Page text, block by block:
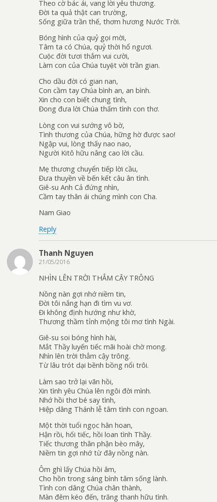
Theo cờ bác ái, vang lời yêu thương.
Đời ta quả thật can trường,
Sống giữa trần thế, thơm hương Nước Trời.
Bóng hình của quỷ gọi mời,
Tâm ta có Chúa, quỷ thời hổ ngươi.
Cuộc đời tươi thắm vui cười,
Làm con của Chúa tuyệt vời trần gian.
Cho dầu đời có gian nan,
Con cầm tay Chúa bình an, an bình.
Xin cho con biết chung tình,
Đong đưa lời Chúa thấm tình con thơ.
Lòng con vui sướng vô bờ,
Tình thương của Chúa, hững hờ được sao!
Ngập vui, lòng thấy nao nao,
Người Kitô hữu nâng cao lời cầu.
Mẹ thương chuyển tiếp lời cầu,
Đưa thuyền về bến kết câu ân tình.
Giê-su Anh Cả đứng nhìn,
Cầm tay thân ái chúng mình con Cha.
Nam Giao
Reply
Thanh Nguyen
21/05/2016
NHÌN LÊN TRỜI THẲM CẬY TRÔNG
Nồng nàn gợi nhớ niềm tin,
Đời tôi nắng hạn đi tìm vu vơ.
Đi không định hướng như khờ,
Thương thầm tỉnh mộng tôi mơ tình Ngài.
Giê-su soi bóng hình hài,
Mắt Thầy luyến tiếc mãi hoài chờ mong.
Nhìn lên trời thẳm cậy trông.
Từ lâu trót dại bềnh bồng nổi trôi.
Làm sao trở lại vãn hồi,
Xin tình yêu Chúa lên ngôi đời mình.
Nhớ hồi thơ bé say tình,
Hiệp dâng Thánh lễ tâm tình con ngoan.
Một thời tuổi ngọc hân hoan,
Hận rồi, hối tiếc, hồi loan tình Thầy.
Tiếc thương thân phận bèo mây,
Niềm tin gợi nhớ từ đây nồng nàn.
Ôm ghì lấy Chúa hồi âm,
Cho hồn trong sáng bình tâm sống lành.
Tình con dâng Chúa chân thành,
Màn đêm kéo đến, trăng thanh hữu tình.